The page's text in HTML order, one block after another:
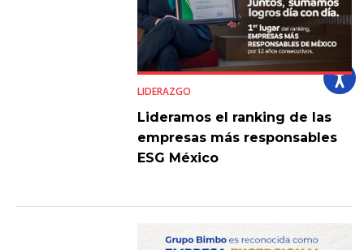
LIDERAZGO
Lideramos el ranking de las
empresas más responsables
ESG México